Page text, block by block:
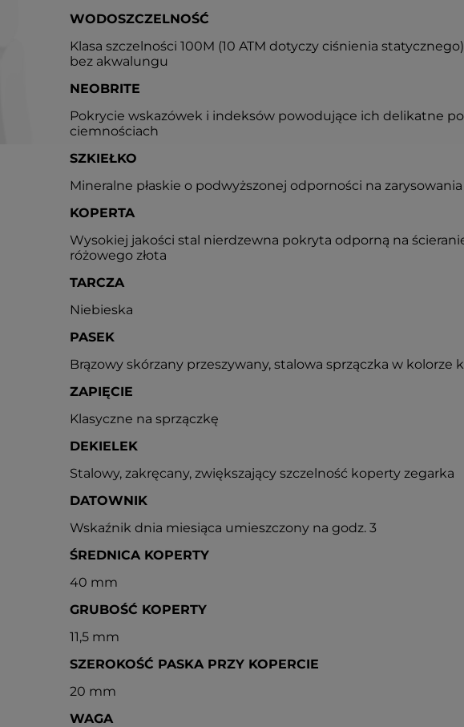
WODOSZCZELNOŚĆ
Klasa szczelności 100M (10 ATM dotyczy ciśnienia
bez akwalungu
NEOBRITE
Pokrycie wskazówek i indeksów powodujące ich delikatne
ciemnościach
SZKIEŁKO
Mineralne płaskie o podwyższonej odporności na zarysowania
KOPERTA
Wysokiej jakości stal nierdzewna pokryta odporną na
różowego złota
TARCZA
Niebieska
PASEK
Brązowy skórzany przeszywany, stalowa sprzączka w kolorze
ZAPIĘCIE
Klasyczne na sprzączkę
DEKIELEK
Stalowy, zakręcany, zwiększający szczelność koperty zegarka
DATOWNIK
Wskaźnik dnia miesiąca umieszczony na godz. 3
ŚREDNICA KOPERTY
40 mm
GRUBOŚĆ KOPERTY
11,5 mm
SZEROKOŚĆ PASKA PRZY KOPERCIE
20 mm
WAGA